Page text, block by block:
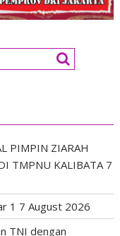
PIMPIN ZIARAH
TMPNU KALIBATA 7
1 7 August 2026
TNI dengan